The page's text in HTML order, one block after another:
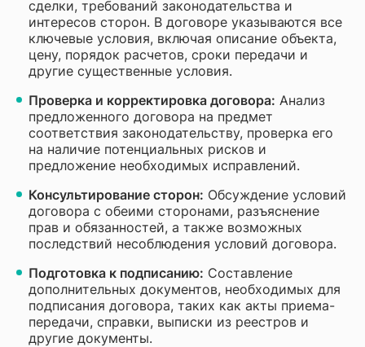
сделки, требований законодательства и
интересов сторон. В договоре указываются все
ключевые условия, включая описание объекта,
цену, порядок расчетов, сроки передачи и
другие существенные условия.
Проверка и корректировка договора: Анализ
предложенного договора на предмет
соответствия законодательству, проверка его
на наличие потенциальных рисков и
предложение необходимых исправлений.
Консультирование сторон: Обсуждение условий
договора с обеими сторонами, разъяснение
прав и обязанностей, а также возможных
последствий несоблюдения условий договора.
Подготовка к подписанию: Составление
дополнительных документов, необходимых для
подписания договора, таких как акты приема-
передачи, справки, выписки из реестров и
другие документы.